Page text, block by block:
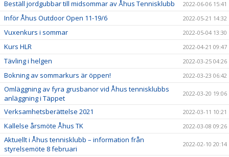
Beställ jordgubbar till midsommar av Åhus Tennisklubb 2022-06-06 15:41
Inför Åhus Outdoor Open 11-19/6 2022-05-21 14:32
Vuxenkurs i sommar 2022-05-04 13:30
Kurs HLR 2022-04-21 09:47
Tävling i helgen 2022-03-25 04:26
Bokning av sommarkurs är öppen! 2022-03-23 06:42
Omläggning av fyra grusbanor vid Åhus tennisklubbs
anläggning i Täppet
2022-03-20 19:06
Verksamhetsberättelse 2021 2022-03-11 10:21
Kallelse årsmöte Åhus TK 2022-03-08 09:26
Aktuellt i Åhus tennisklubb – information från
styrelsemöte 8 februari
2022-02-10 20:14